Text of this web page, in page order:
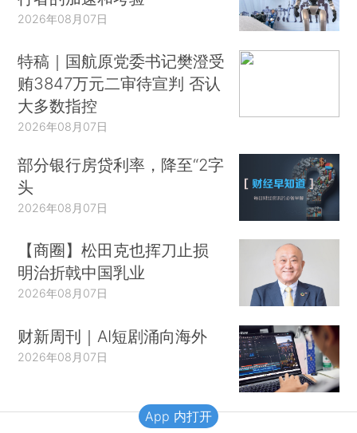
2026年08月07日
特稿｜国航原党委书记樊澄受
贿3847万元二审待宣判 否认
大多数指控
2026年08月07日
部分银行房贷利率，降至“2字
头
2026年08月07日
【商圈】松田克也挥刀止损
明治折戟中国乳业
2026年08月07日
财新周刊｜AI短剧涌向海外
2026年08月07日
App 内打开